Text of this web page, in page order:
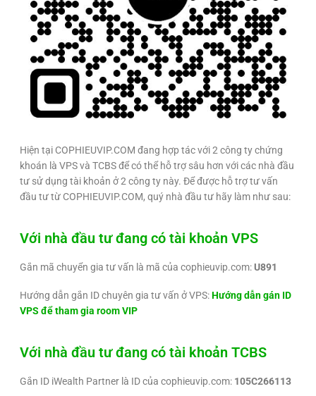
Hiện tại COPHIEUVIP.COM đang hợp tác với 2 công ty chứng
khoán là VPS và TCBS để có thể hỗ trợ sâu hơn với các nhà đầu
tư sử dụng tài khoản ở 2 công ty này. Để được hỗ trợ tư vấn
đầu tư từ COPHIEUVIP.COM, quý nhà đầu tư hãy làm như sau:
Với nhà đầu tư đang có tài khoản VPS
Gắn mã chuyển gia tư vấn là mã của cophieuvip.com:U891
Hướng dẫn gắn ID chuyên gia tư vấn ở VPS:Hướng dẫn gán ID
VPS để tham gia room VIP
Với nhà đầu tư đang có tài khoản TCBS
Gắn ID iWealth Partner là ID của cophieuvip.com: 105C266113